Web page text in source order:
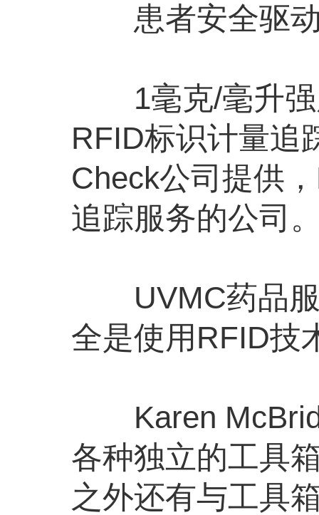
患者安全驱动
1毫克/毫升强
RFID标识计量追
Check公司提供
追踪服务的公司
UVMC药品服
全是使用RFID技
Karen McBride
各种独立的工具
之外还有与工具